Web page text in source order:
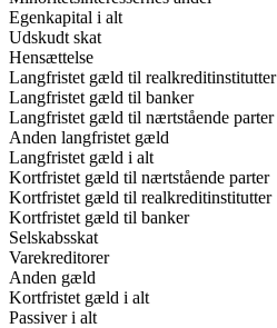
Egenkapital i alt
Udskudt skat
Hensættelse
Langfristet gæld til realkreditinstitutter
Langfristet gæld til banker
Langfristet gæld til nærtstående parter
Anden langfristet gæld
Langfristet gæld i alt
Kortfristet gæld til nærtstående parter
Kortfristet gæld til realkreditinstitutter
Kortfristet gæld til banker
Selskabsskat
Varekreditorer
Anden gæld
Kortfristet gæld i alt
Passiver i alt